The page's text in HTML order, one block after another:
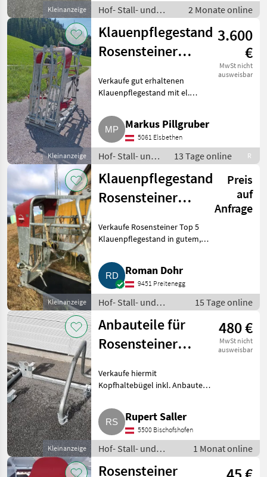
Kleinanzeige
Hof- Stall- und
Weidetechnik /
Klauenpflege
2 Monate online
Kleinanzeige
Klauenpflegestand
Rosensteiner
3.600
€
MwSt nicht
ausweisbar
Verkaufe gut erhaltenen
Klauenpflegestand mit el.
Beleuchtung. Hof- Stall- und
Weidetechnik Klauenpflege
Markus Pillgruber
5061 Elsbethen
Hof- Stall- und
Weidetechnik /
Klauenpflege
13 Tage online R
Kleinanzeige
Klauenpflegestand
Rosensteiner
Preis
auf
Anfrage
Verkaufe Rosensteiner Top 5
Klauenpflegestand in gutem,
Anfrage. Hof- Stall- und
Weidetechnik Klauenpflege
Roman Dohr
9451 Preitenegg
Hof- Stall- und
Weidetechnik /
Klauenpflege
15 Tage online
Kleinanzeige
Anbauteile für
Rosensteiner
Kipp Top
480 €
MwSt nicht
ausweisbar
Verkaufe hiermit
Kopfhaltebügel inkl. Anbauteile
Rosensteiner Klauenstand Kipp
Top. Ersichtlich auf Bild 2 im
aufgebauten Zustand. Zum
Verkauf
Rupert Saller
5500 Bischofshofen
Hof- Stall- und
Weidetechnik /
Klauenpflege
1 Monat online
Rosensteiner